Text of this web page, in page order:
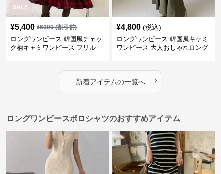
SALE
¥5,400 ¥6000(割引前)
ロングワンピース 韓国風チェッ
ク柄キャミワンピース フリル
¥4,800 (税込)
ロングワンピース 韓国風キャミ
ワンピース 大人おしゃれロング
新着アイテムの一覧へ ›
ロングワンピースポロシャツのおすすめアイテム